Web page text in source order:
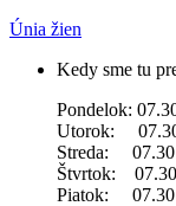
Únia žien
Kedy sme tu
Pondelok:
Utorok:
Streda: 07.30
Štvrtok:
Piatok: 07.30